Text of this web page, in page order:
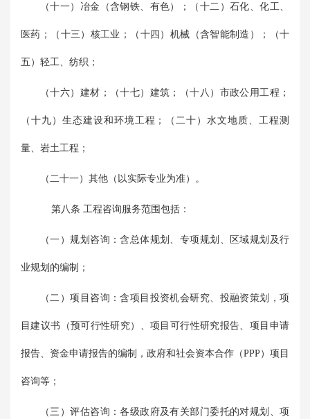
（十一）冶金（含钢铁、有色）；（十二）石化、化工、
医药；（十三）核工业；（十四）机械（含智能制造）；（十
五）轻工、纺织；
（十六）建材；（十七）建筑；（十八）市政公用工程；
（十九）生态建设和环境工程；（二十）水文地质、工程测
量、岩土工程；
（二十一）其他（以实际专业为准）。
第八条 工程咨询服务范围包括：
（一）规划咨询：含总体规划、专项规划、区域规划及行
业规划的编制；
（二）项目咨询：含项目投资机会研究、投融资策划，项
目建议书（预可行性研究）、项目可行性研究报告、项目申请
报告、资金申请报告的编制，政府和社会资本合作（PPP）项目
咨询等；
（三）评估咨询：各级政府及有关部门委托的对规划、项